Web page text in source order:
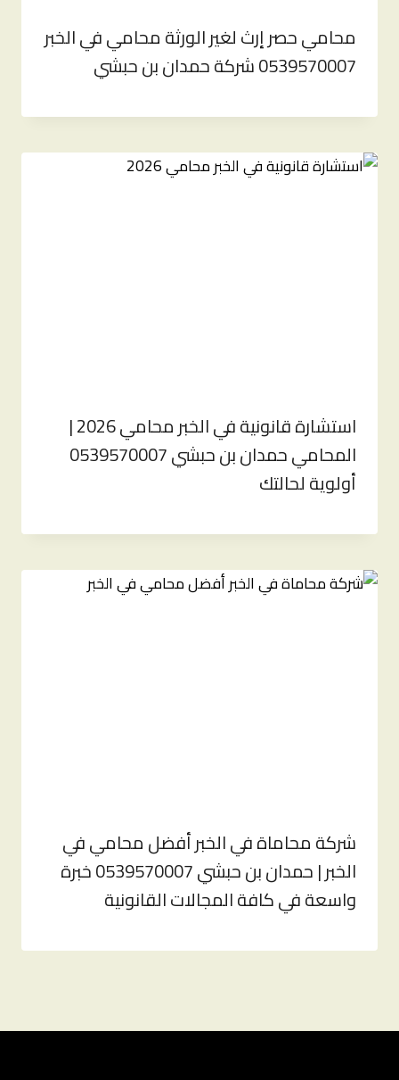
محامي حصر إرث لغير الورثة محامي في الخبر
0539570007 شركة حمدان بن حبشي
استشارة قانونية في الخبر محامي 2026 |
المحامي حمدان بن حبشي 0539570007
أولوية لحالتك
شركة محاماة في الخبر أفضل محامي في
الخبر | حمدان بن حبشي 0539570007 خبرة
واسعة في كافة المجالات القانونية